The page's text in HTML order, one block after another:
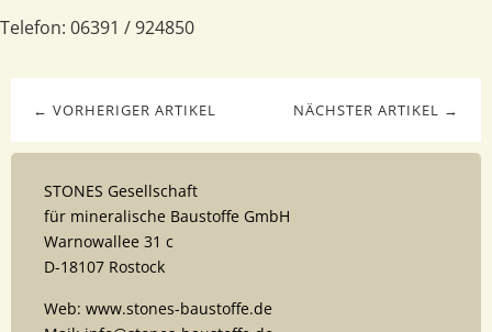
Telefon: 06391 / 924850
NÄCHSTER ARTIKEL →
← VORHERIGER ARTIKEL
STONES Gesellschaft
für mineralische Baustoffe GmbH
Warnowallee 31 c
D-18107 Rostock
Web: www.stones-baustoffe.de